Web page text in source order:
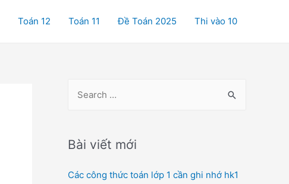
Toán 12 Toán 11 Đề Toán 2025 Thi vào 10
r
h
Bài viết mới
Các công thức toán lớp 1 cần ghi nhớ hk1